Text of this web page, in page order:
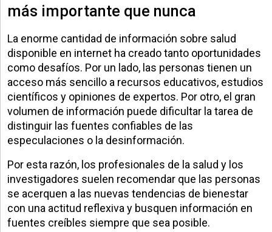
más importante que nunca
La enorme cantidad de información sobre salud
disponible en internet ha creado tanto oportunidades
como desafíos. Por un lado, las personas tienen un
acceso más sencillo a recursos educativos, estudios
científicos y opiniones de expertos. Por otro, el gran
volumen de información puede dificultar la tarea de
distinguir las fuentes confiables de las
especulaciones o la desinformación.
Por esta razón, los profesionales de la salud y los
investigadores suelen recomendar que las personas
se acerquen a las nuevas tendencias de bienestar
con una actitud reflexiva y busquen información en
fuentes creíbles siempre que sea posible.